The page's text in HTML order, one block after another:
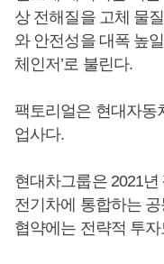
상 전해질을 고체 물
와 안전성을 대폭 높
체인저’로 불린다.
팩토리얼은 현대자동
업사다.
현대차그룹은 2021
전기차에 통합하는
협약에는 전략적 투